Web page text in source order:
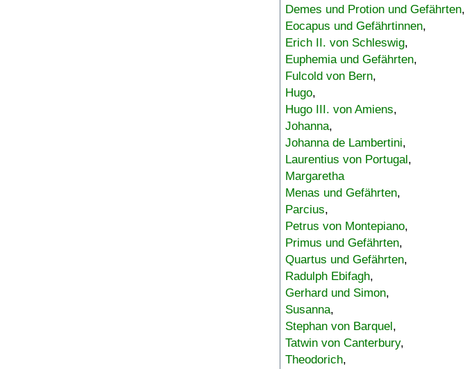
Demes und Protion und Gefährten,
Eocapus und Gefährtinnen,
Erich II. von Schleswig,
Euphemia und Gefährten,
Fulcold von Bern,
Hugo,
Hugo III. von Amiens,
Johanna,
Johanna de Lambertini,
Laurentius von Portugal,
Margaretha
Menas und Gefährten,
Parcius,
Petrus von Montepiano,
Primus und Gefährten,
Quartus und Gefährten,
Radulph Ebifagh,
Gerhard und Simon,
Susanna,
Stephan von Barquel,
Tatwin von Canterbury,
Theodorich,